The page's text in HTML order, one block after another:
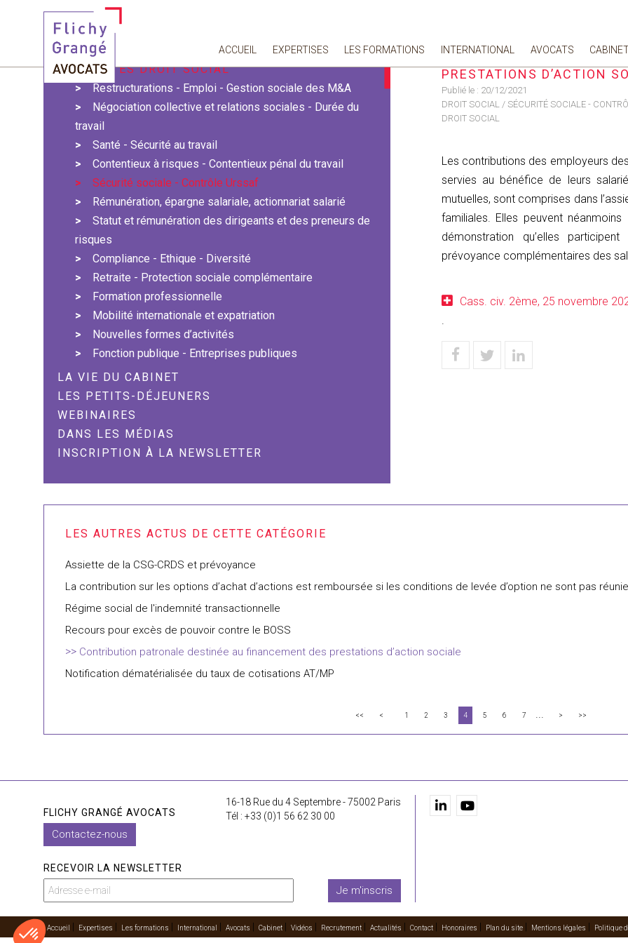
ACCUEIL EXPERTISES LES FORMATIONS INTERNATIONAL AVOCATS
Actualités
ACTUALITÉS DROIT SOCIAL
Restructurations - Emploi - Gestion sociale des M&A
Négociation collective et relations sociales - Durée du
travail
Santé - Sécurité au travail
Contentieux à risques - Contentieux pénal du travail
Sécurité sociale - Contrôle Urssaf
Rémunération, épargne salariale, actionnariat salarié
Statut et rémunération des dirigeants et des preneurs de
risques
Compliance - Ethique - Diversité
Retraite - Protection sociale complémentaire
Formation professionnelle
Mobilité internationale et expatriation
Nouvelles formes d’activités
Fonction publique - Entreprises publiques
LA VIE DU CABINET
LES PETITS-DÉJEUNERS
WEBINAIRES
DANS LES MÉDIAS
INSCRIPTION À LA NEWSLETTER
CONTRIBUTION
PRESTATIONS D’ACTION
Publié le : 20/12/2021
DROIT SOCIAL / SÉCURITÉ SOCIALE -
DROIT SOCIAL
Les contributions des employeurs
servies au bénéfice de leurs
mutuelles, sont comprises dans
familiales. Elles peuvent
démonstration qu’elles
prévoyance complémentaires des
Cass. civ. 2ème, 25 novembre
.
Assiette de la CSG-CRDS et prévoyance
La contribution sur les options d’achat d’actions est remboursée si les conditions de levée d’option ne sont pas
Régime social de l'indemnité transactionnelle
Recours pour excès de pouvoir contre le BOSS
Contribution patronale destinée au financement des prestations d’action sociale ​​​​​​
Notification dématérialisée du taux de cotisations AT/MP
<< < 1 2 3 4 5 6 7 ... > >>
FLICHY GRANGÉ AVOCATS
16-18 Rue du 4 Septembre - 75002 Paris
Tél : +33 (0)1 56 62 30 00
Contactez-nous
RECEVOIR LA NEWSLETTER
Je m'inscris
Accueil Expertises Les formations International Avocats Cabinet Vidéos Recrutement Actualités Contact Honoraires Plan du site Mentions légales Politique